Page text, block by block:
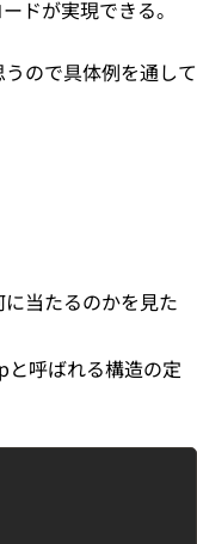
ドが実現できる。
ので具体例を通して
当たるのかを見た
呼ばれる構造の定